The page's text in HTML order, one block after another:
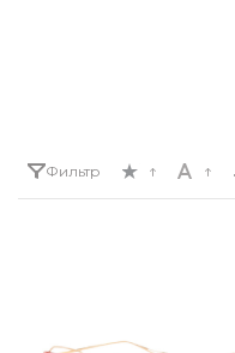
Фильтр